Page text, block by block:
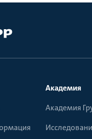
Академия
Академия